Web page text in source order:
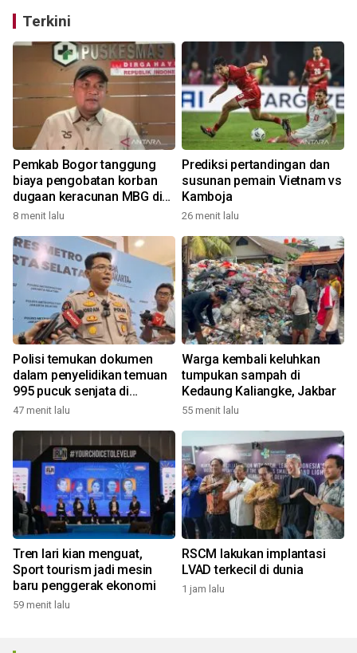
Terkini
Pemkab Bogor tanggung
biaya pengobatan korban
dugaan keracunan MBG di
Dramaga
8 menit lalu
Prediksi pertandingan dan
susunan pemain Vietnam vs
Kamboja
26 menit lalu
Polisi temukan dokumen
dalam penyelidikan temuan
995 pucuk senjata di
sekolah
47 menit lalu
Warga kembali keluhkan
tumpukan sampah di
Kedaung Kaliangke, Jakbar
55 menit lalu
Tren lari kian menguat,
Sport tourism jadi mesin
baru penggerak ekonomi
59 menit lalu
RSCM lakukan implantasi
LVAD terkecil di dunia
1 jam lalu